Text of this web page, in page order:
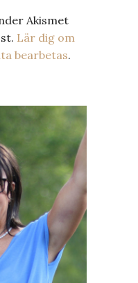
Akismet
Lär dig om
bearbetas.